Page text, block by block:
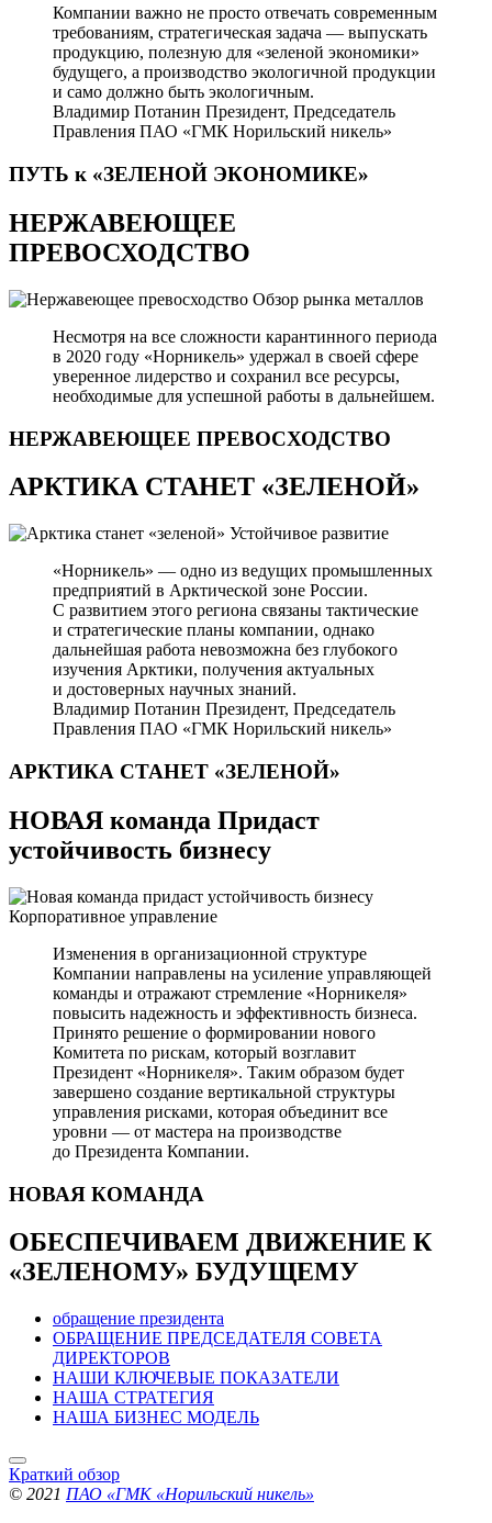
Компании важно не просто отвечать современным
требованиям, стратегическая задача — выпускать
продукцию, полезную для «зеленой экономики»
будущего, а производство экологичной продукции
и само должно быть экологичным.
Владимир Потанин Президент, Председатель
Правления ПАО «ГМК Норильский никель»
ПУТЬ к «ЗЕЛЕНОЙ ЭКОНОМИКЕ»
НЕРЖАВЕЮЩЕЕ
ПРЕВОСХОДСТВО
Обзор рынка металлов
Несмотря на все сложности карантинного периода
в 2020 году «Норникель» удержал в своей сфере
уверенное лидерство и сохранил все ресурсы,
необходимые для успешной работы в дальнейшем.
НЕРЖАВЕЮЩЕЕ ПРЕВОСХОДСТВО
АРКТИКА СТАНЕТ «ЗЕЛЕНОЙ»
Устойчивое развитие
«Норникель» — одно из ведущих промышленных
предприятий в Арктической зоне России.
С развитием этого региона связаны тактические
и стратегические планы компании, однако
дальнейшая работа невозможна без глубокого
изучения Арктики, получения актуальных
и достоверных научных знаний.
Владимир Потанин Президент, Председатель
Правления ПАО «ГМК Норильский никель»
АРКТИКА СТАНЕТ «ЗЕЛЕНОЙ»
НОВАЯ команда Придаст
устойчивость бизнесу
Корпоративное управление
Изменения в организационной структуре
Компании направлены на усиление управляющей
команды и отражают стремление «Норникеля»
повысить надежность и эффективность бизнеса.
Принято решение о формировании нового
Комитета по рискам, который возглавит
Президент «Норникеля». Таким образом будет
завершено создание вертикальной структуры
управления рисками, которая объединит все
уровни — от мастера на производстве
до Президента Компании.
НОВАЯ КОМАНДА
ОБЕСПЕЧИВАЕМ ДВИЖЕНИЕ К
«ЗЕЛЕНОМУ» БУДУЩЕМУ
обращение президента
ОБРАЩЕНИЕ ПРЕДСЕДАТЕЛЯ СОВЕТА
ДИРЕКТОРОВ
НАШИ КЛЮЧЕВЫЕ ПОКАЗАТЕЛИ
НАША СТРАТЕГИЯ
НАША БИЗНЕС МОДЕЛЬ
Краткий обзор
© 2021 ПАО «ГМК «Норильский никель»